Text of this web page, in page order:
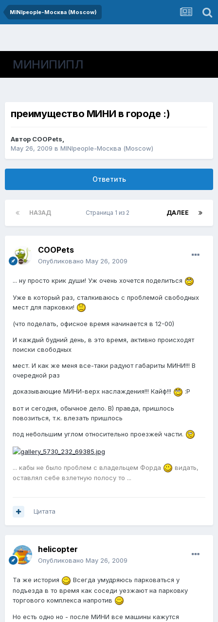
MINIpeople-Москва (Moscow)
МИНИПИПЛ
преимущество МИНИ в городе :)
Автор COOPets,
May 26, 2009 в MINIpeople-Москва (Moscow)
Ответить
НАЗАД ДАЛЕЕ
Страница 1 из 2
COOPets
Опубликовано May 26, 2009
... ну просто крик души! Уж очень хочется поделиться
Уже в который раз, сталкиваюсь с проблемой свободных
мест для парковки!
(что поделать, офисное время начинается в 12-00)
И каждый будний день, в это время, активно происходят
поиски свободных
мест. И как же меня все-таки радуют габариты МИНИ!!! В
очередной раз
доказывающие МИНИ-верх наслаждения!!! Кайф!!! :P
вот и сегодня, обычное дело. B) правда, пришлось
повозиться, т.к. влезать пришлось
под небольшим углом относительно проезжей части.
... кабы не было проблем с владельцем Форда
видать,
оставлял себе взлетную полосу то ...
Цитата
helicopter
Опубликовано May 26, 2009
Та же история
Всегда умудряюсь парковаться у
подъезда в то время как соседи уезжают на парковку
торгового комплекса напротив
Но есть одно но - после МИНИ все машины кажутся